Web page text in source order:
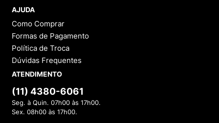
AJUDA
Como Comprar
Formas de Pagamento
Política de Troca
Dúvidas Frequentes
ATENDIMENTO
(11) 4380-6061
Seg. à Quin. 07h00 às 17h00.
Sex. 08h00 às 17h00.